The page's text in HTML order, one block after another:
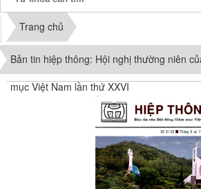
Trang chủ
Bản tin hiệp thông: Hội nghị thường niên
mục Việt Nam lần thứ XXVI